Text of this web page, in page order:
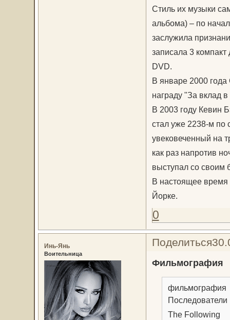
Стиль их музыки
альбома) – по
заслужила
записала 3
DVD.
В январе 2000
награду "За вклад в
В 2003 году Кевин
стал уже 2238-м по
увековеченный на
как раз напротив
выступал со своим
В настоящее время
Йорке.
0
Поделиться
Инь-Янь
Воительница
Фильмография
фильмография
Последователи
The Following